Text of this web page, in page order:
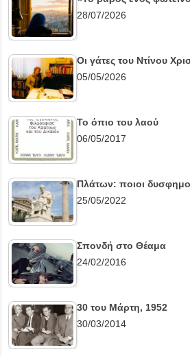
28/07/2026
Οι γάτες του Ντίνου
05/05/2026
Το όπιο του λαού
06/05/2017
Πλάτων: ποιοι
25/05/2022
Σπονδή στο Θέαμα
24/02/2016
30 του Μάρτη, 1952
30/03/2014